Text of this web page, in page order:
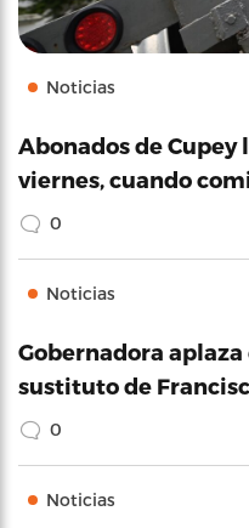
Noticias
Abonados de Cupey
viernes, cuando
0
Noticias
Gobernadora
sustituto de
0
Noticias